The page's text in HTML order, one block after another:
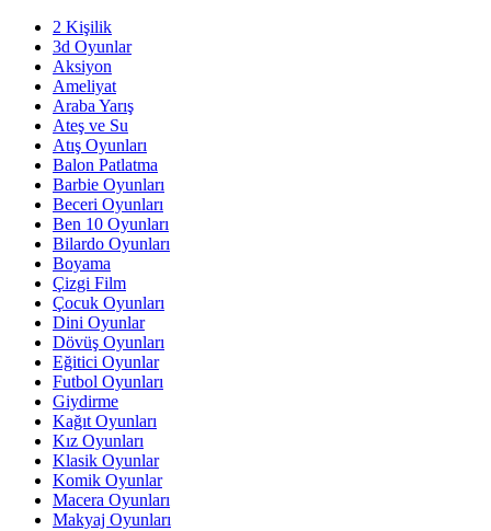
2 Kişilik
3d Oyunlar
Aksiyon
Ameliyat
Araba Yarış
Ateş ve Su
Atış Oyunları
Balon Patlatma
Barbie Oyunları
Beceri Oyunları
Ben 10 Oyunları
Bilardo Oyunları
Boyama
Çizgi Film
Çocuk Oyunları
Dini Oyunlar
Dövüş Oyunları
Eğitici Oyunlar
Futbol Oyunları
Giydirme
Kağıt Oyunları
Kız Oyunları
Klasik Oyunlar
Komik Oyunlar
Macera Oyunları
Makyaj Oyunları